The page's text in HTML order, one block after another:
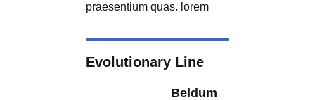
praesentium quas. lorem
Evolutionary Line
Beldum